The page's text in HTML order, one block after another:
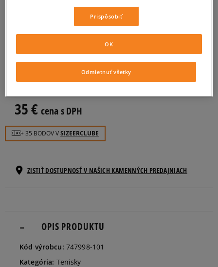
NIKE TEAM HUSTLE D 7 (GS)
35€ cena s DPH
+ 35 BODOV VSIZEERCLUBE
ZISTIŤ DOSTUPNOSŤ V NAŠICH KAMENNÝCH PREDAJNIACH
OPIS PRODUKTU
Kód výrobcu: 747998-101
Kategória: Tenisky
Prispôsobiť
Odmietnuť všetky
OK